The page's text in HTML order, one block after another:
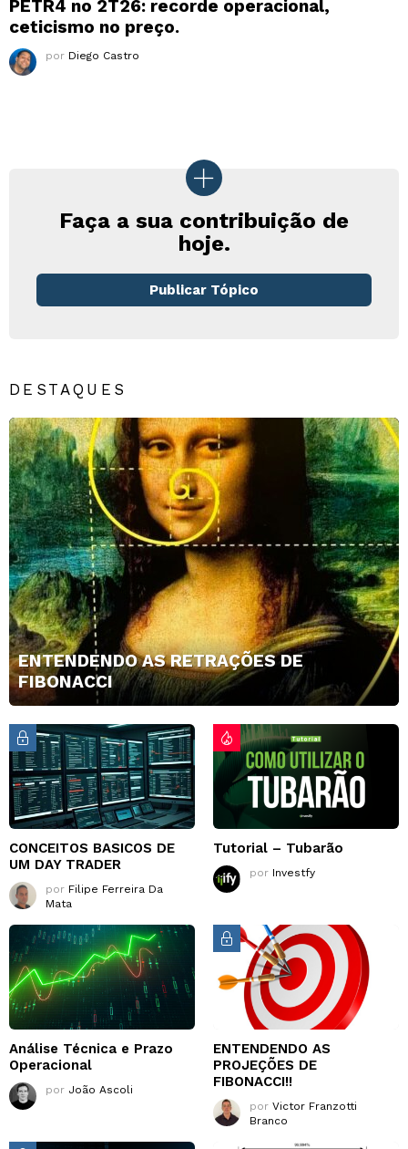
PETR4 no 2T26: recorde operacional,
ceticismo no preço.
por Diego Castro
Faça a sua contribuição de
hoje.
Publicar Tópico
DESTAQUES
ENTENDENDO AS RETRAÇÕES DE
FIBONACCI
CONCEITOS BASICOS DE
UM DAY TRADER
por Filipe Ferreira Da
Mata
Tutorial – Tubarão
por Investfy
Análise Técnica e Prazo
Operacional
por João Ascoli
ENTENDENDO AS
PROJEÇÕES DE
FIBONACCI!!
por Victor Franzotti
Branco